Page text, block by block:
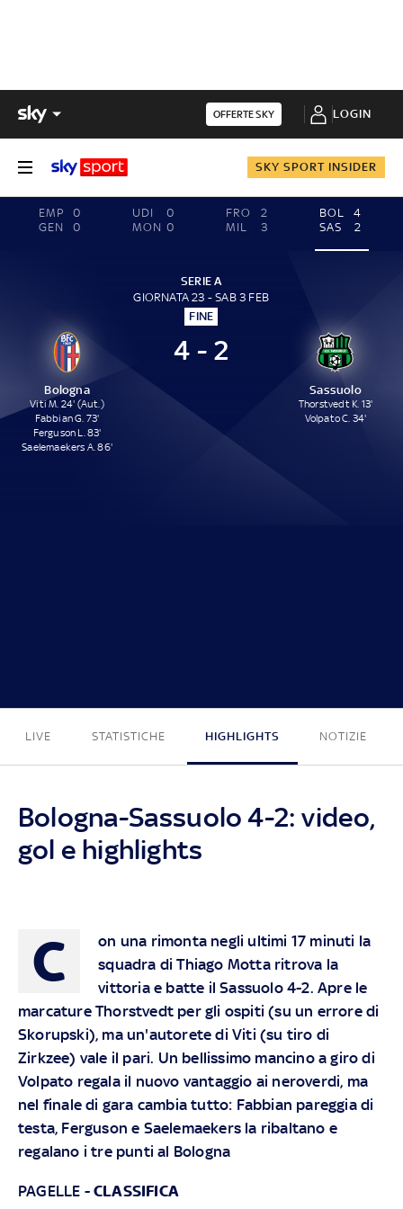
OFFERTE SKY LOGIN
SKY SPORT INSIDER
EMP
0
GEN
0
UDI
0
MON 0
FRO
2
MIL
3
BOL
4
SAS
2
SERIE A
GIORNATA 23 - SAB 3 FEB
FINE
Bologna
Viti M. 24' (Aut.)
Fabbian G. 73'
Ferguson L. 83'
Saelemaekers A. 86'
4 - 2
Sassuolo
Thorstvedt K. 13'
Volpato C. 34'
LIVE STATISTICHE HIGHLIGHTS NOTIZIE
Bologna-Sassuolo 4-2: video,
gol e highlights
C
on una rimonta negli ultimi 17 minuti la
squadra di Thiago Motta ritrova la
vittoria e batte il Sassuolo 4-2. Apre le
marcature Thorstvedt per gli ospiti (su un errore di
Skorupski), ma un'autorete di Viti (su tiro di
Zirkzee) vale il pari. Un bellissimo mancino a giro di
Volpato regala il nuovo vantaggio ai neroverdi, ma
nel finale di gara cambia tutto: Fabbian pareggia di
testa, Ferguson e Saelemaekers la ribaltano e
regalano i tre punti al Bologna
PAGELLE - CLASSIFICA